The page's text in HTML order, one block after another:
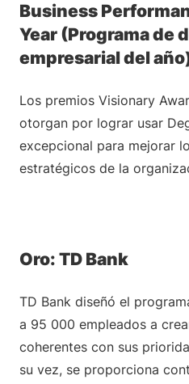
Business
Year (Programa de
empresarial del
Los premios Visionary
otorgan por lograr usar
excepcional para mejorar
estratégicos de la
Oro: TD Bank
TD Bank diseñó el
a 95 000 empleados a
coherentes con sus
su vez, se proporciona